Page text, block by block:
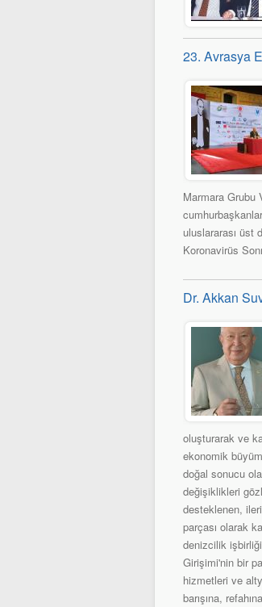
23. Avrasya
Marmara Grubu
uluslararası üst
Koronavirüs
Dr. Akkan
oluşturarak ve
ekonomik
doğal sonucu
değişiklikleri
desteklenen,
parçası olarak
denizcilik
Girişimi'nin bir
hizmetleri ve
barışına,